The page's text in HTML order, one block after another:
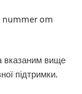
nummer om
вказаним вище
підтримки.